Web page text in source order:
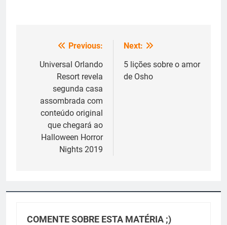
Navegação
Previous:
Universal Orlando
Resort revela
segunda casa
assombrada com
conteúdo original
que chegará ao
Halloween Horror
Nights 2019
Next:
5 lições sobre o amor
de Osho
COMENTE SOBRE ESTA MATÉRIA ;)